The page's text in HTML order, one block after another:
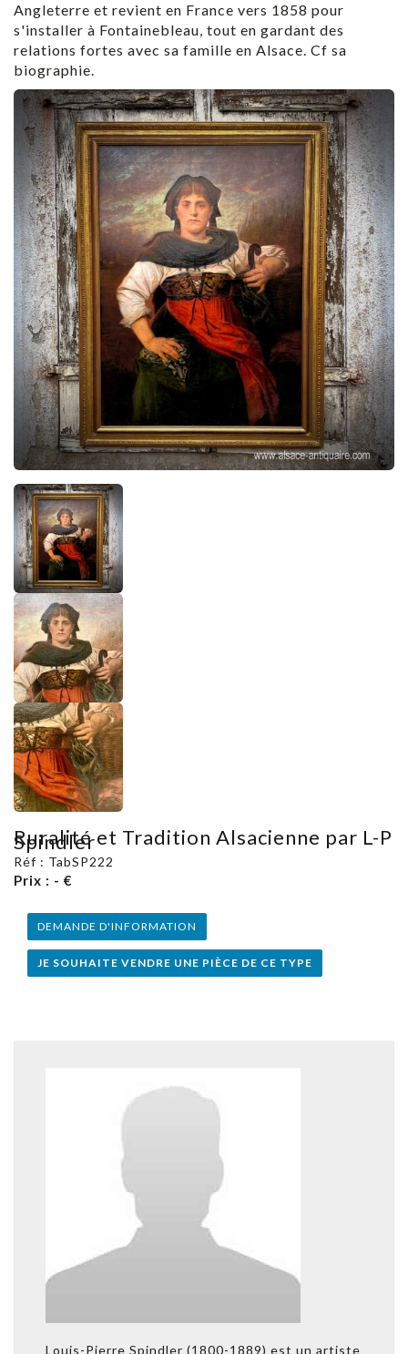
Angleterre et revient en France vers 1858 pour
s'installer à Fontainebleau, tout en gardant des
relations fortes avec sa famille en Alsace. Cf sa
biographie.
Ruralité et Tradition Alsacienne par L-P
Spindler
Réf : TabSP222
Prix : - €
DEMANDE D'INFORMATION
JE SOUHAITE VENDRE UNE PIÈCE DE CE TYPE
Louis-Pierre Spindler (1800-1889) est un artiste